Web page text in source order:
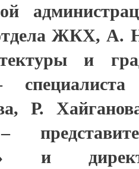
ЖКХ, А.
и
–
Р.
–
и